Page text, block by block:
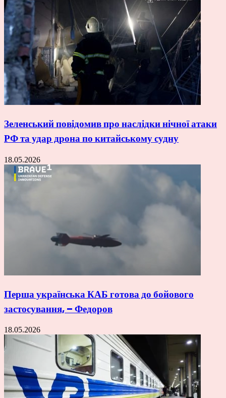
Зеленський повідомив про наслідки нічної атаки
РФ та удар дрона по китайському судну
18.05.2026
Перша українська КАБ готова до бойового
застосування, – Федоров
18.05.2026